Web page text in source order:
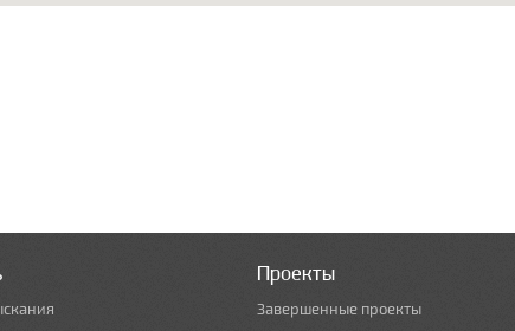
Проекты
Завершенные проекты